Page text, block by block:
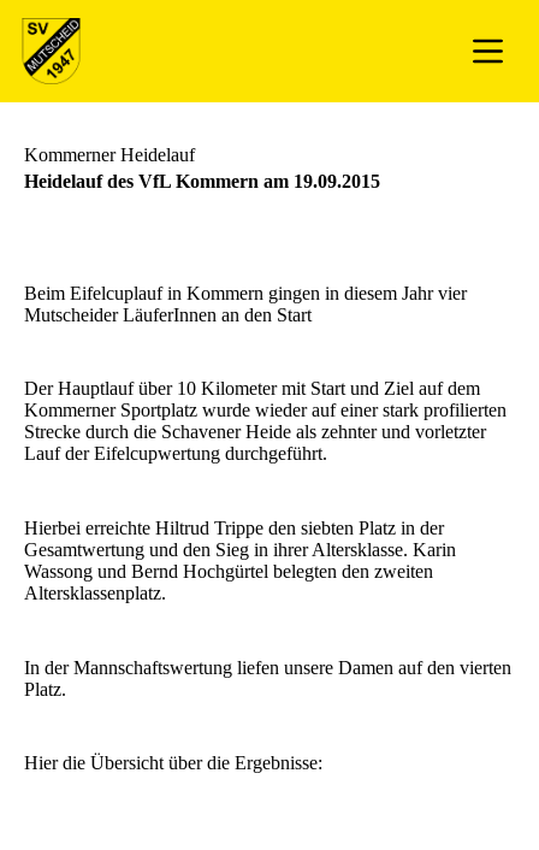
Kommerner Heidelauf
Heidelauf des VfL Kommern am 19.09.2015
Beim Eifelcuplauf in Kommern gingen in diesem Jahr vier
Mutscheider LäuferInnen an den Start
Der Hauptlauf über 10 Kilometer mit Start und Ziel auf dem
Kommerner Sportplatz wurde wieder auf einer stark profilierten
Strecke durch die Schavener Heide als zehnter und vorletzter
Lauf der Eifelcupwertung durchgeführt.
Hierbei erreichte Hiltrud Trippe den siebten Platz in der
Gesamtwertung und den Sieg in ihrer Altersklasse. Karin
Wassong und Bernd Hochgürtel belegten den zweiten
Altersklassenplatz.
In der Mannschaftswertung liefen unsere Damen auf den vierten
Platz.
Hier die Übersicht über die Ergebnisse: